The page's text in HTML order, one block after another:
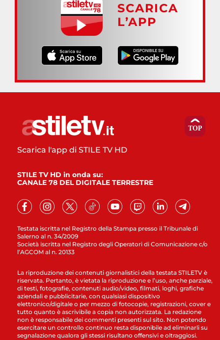
SCARICA
L’APP
Testata iscritta nel Registro della Stampa presso il Tribunale di
Salerno al n. 34/2009
Società iscritta nel Registro degli Operatori di Comunicazione c/o
l’AGCOM al n. 20133
Scarica l'app di STILE TV HD
STILE TV HD in onda su:
CANALE 78 DEL DIGITALE TERRESTRE
La riproduzione dei contenuti giornalistici della testata STILETV è
riservata. Pertanto, è vietata la riproduzione e l’uso, anche parziale,
di testi, fotografie, contenuti audio/video, filmati, loghi, grafiche
aziendali e pubblicitarie, con qualsiasi dispositivo
elettronico/digitale o per mezzo di fotocopie, registrazioni, cover e
tutto quanto è ascrivibile a copia non autorizzata. La redazione
non è responsabile dei commenti presenti sul sito. Non potendo
esercitare un controllo continuo resta disponibile ad eliminarli su
segnalazione qualora gli stessi risultano offensivi e oltraggiosi.